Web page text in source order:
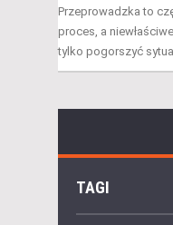
Przeprowadzka to
proces, a
tylko pogorszyć
TAGI